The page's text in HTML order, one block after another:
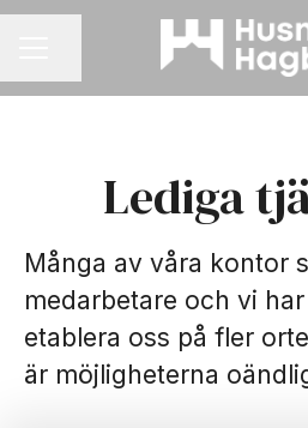
Lediga
Många av våra kontor
medarbetare och vi
etablera oss på fler
är möjligheterna